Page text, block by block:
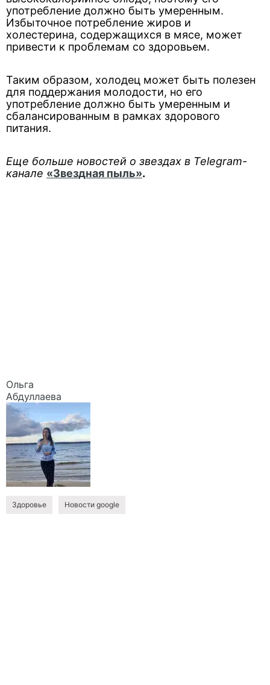
употребление должно быть умеренным.
Избыточное потребление жиров и
холестерина, содержащихся в мясе, может
привести к проблемам со здоровьем.
Таким образом, холодец может быть полезен
для поддержания молодости, но его
употребление должно быть умеренным и
сбалансированным в рамках здорового
питания.
Еще больше новостей о звездах в Telegram-
канале «Звездная пыль».
Ольга
Абдуллаева
Здоровье Новости google